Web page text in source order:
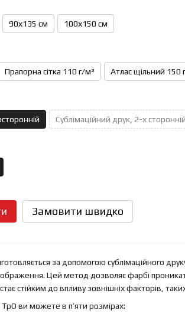
90х135 см 100х150 см
Прапорна сітка 110 г/м² Атлас щільний 150
Сублімаційний друк, 2-х сторонній
Замовити швидко
за допомогою сублімаційного
Цей метод дозволяє фарбі
стійким до впливу зовнішніх факторів,
ви можете в п’яти розмірах: